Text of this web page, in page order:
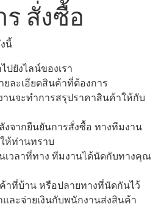
สั่งซื้อ
นี้
ไปยังไลน์ของเรา
ยละเอียดสินค้าที่ต้องการ
านจะทำการสรุปราคาสินค้าให้กับ
งจากยืนยันการสั่งซื้อ ทางทีมงาน
ห้ท่านทราบ
เวลาที่ทาง ทีมงานได้นัดกับทางคุณ
าที่บ้าน หรือปลายทางที่นัดกันไว้
และจ่ายเงินกับพนักงานส่งสินค้า